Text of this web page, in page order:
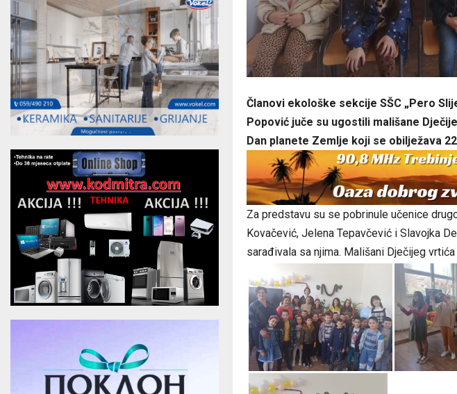
Članovi ekološke sekcije SŠC „Pero
Popović juče su ugostili mališane
Dan planete Zemlje koji se obilježava
Za predstavu su se pobrinule učenice
Kovačević, Jelena Tepavčević i Slavojka
sarađivala sa njima. Mališani Dječijeg